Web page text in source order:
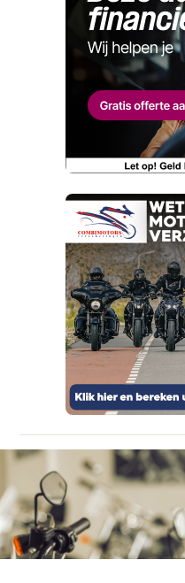
Graag tot ziens ook al
lekkere bak koffie.
Vraag
om je aanvraag
aanbieder te
onze
Naam
E-mailadres
viaBOVAG.nl
om je aanvraag
aanbieder te
onze
melden. Dat komt
advertenties ten
Wat is jou
Wat klopt er niet?
Kan je ons nog meer
Stuur mijn